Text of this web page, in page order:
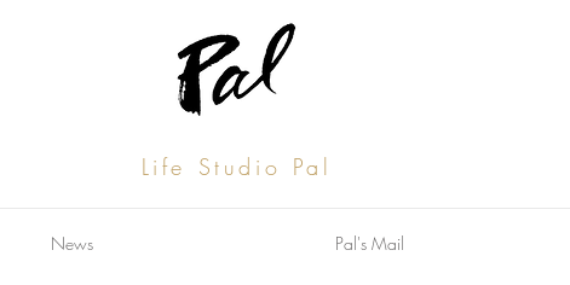
Life Studio Pal
News Pal's Mail